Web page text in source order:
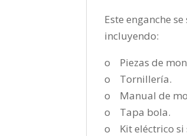
Este enganche
incluyendo:
o Piezas de
o Tornillería.
o Manual de
o Tapa bola.
o Kit eléctrico si